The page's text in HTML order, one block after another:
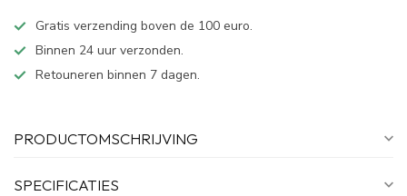
Gratis verzending boven de 100 euro.
Binnen 24 uur verzonden.
Retouneren binnen 7 dagen.
PRODUCTOMSCHRIJVING
SPECIFICATIES